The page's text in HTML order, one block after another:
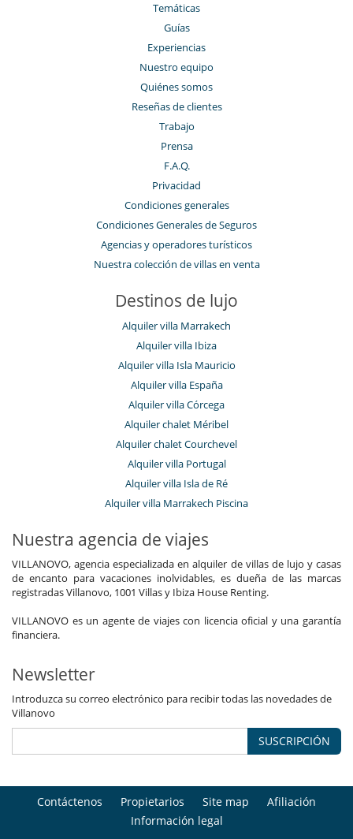
Temáticas
Guías
Experiencias
Nuestro equipo
Quiénes somos
Reseñas de clientes
Trabajo
Prensa
F.A.Q.
Privacidad
Condiciones generales
Condiciones Generales de Seguros
Agencias y operadores turísticos
Nuestra colección de villas en venta
Destinos de lujo
Alquiler villa Marrakech
Alquiler villa Ibiza
Alquiler villa Isla Mauricio
Alquiler villa España
Alquiler villa Córcega
Alquiler chalet Méribel
Alquiler chalet Courchevel
Alquiler villa Portugal
Alquiler villa Isla de Ré
Alquiler villa Marrakech Piscina
Nuestra agencia de viajes
VILLANOVO, agencia especializada en alquiler de villas de lujo y casas
de encanto para vacaciones inolvidables, es dueña de las marcas
registradas Villanovo, 1001 Villas y Ibiza House Renting.
VILLANOVO es un agente de viajes con licencia oficial y una garantía
financiera.
Newsletter
Introduzca su correo electrónico para recibir todas las novedades de
Villanovo
SUSCRIPCIÓN
Contáctenos Propietarios Site map
Afiliación
Información legal